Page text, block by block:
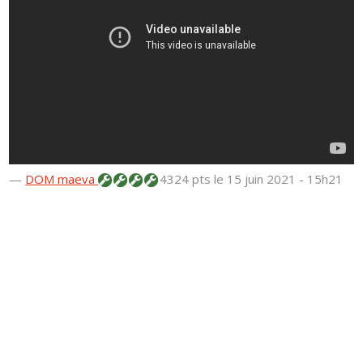
— DOM maeva 4324 ptsle 15 juin 2021 - 15h21